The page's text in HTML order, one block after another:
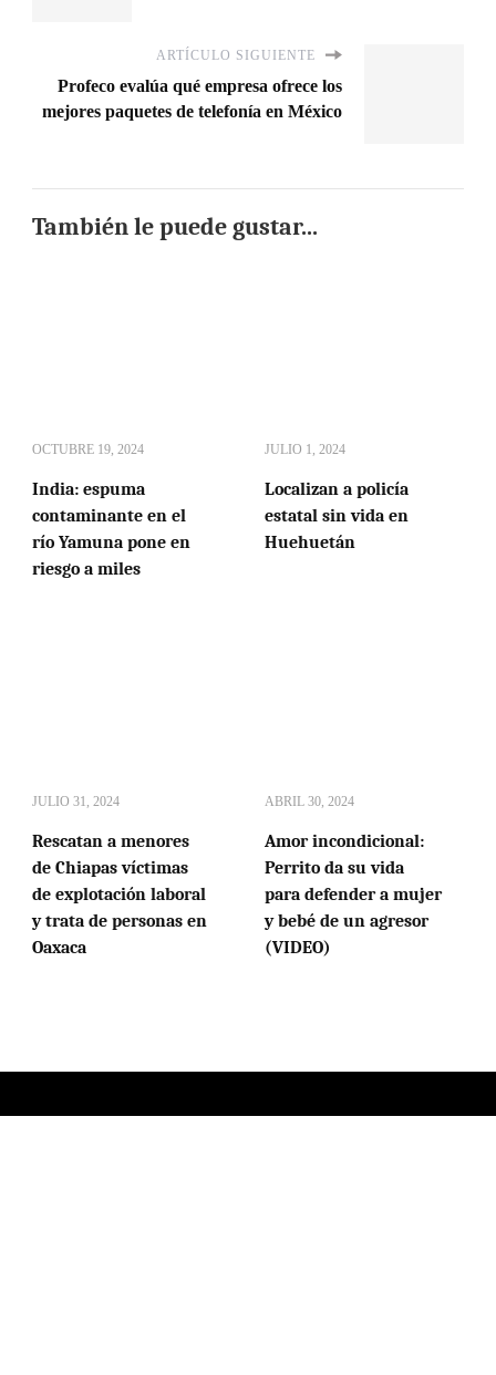
ARTÍCULO SIGUIENTE
Profeco evalúa qué empresa ofrece los
mejores paquetes de telefonía en México
También le puede gustar...
OCTUBRE 19, 2024
India: espuma
contaminante en el
río Yamuna pone en
riesgo a miles
JULIO 1, 2024
Localizan a policía
estatal sin vida en
Huehuetán
JULIO 31, 2024
Rescatan a menores
de Chiapas víctimas
de explotación laboral
y trata de personas en
Oaxaca
ABRIL 30, 2024
Amor incondicional:
Perrito da su vida
para defender a mujer
y bebé de un agresor
(VIDEO)